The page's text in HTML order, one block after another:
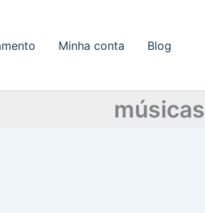
Minha conta Blog
músicas